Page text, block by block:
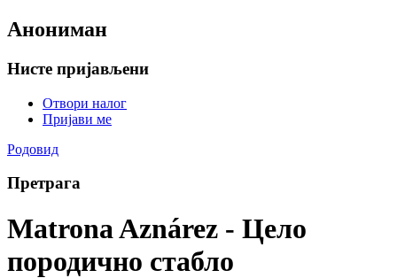
Анониман
Нисте пријављени
Отвори налог
Пријави ме
Родовид
Претрага
Matrona Aznárez - Цело
породично стабло